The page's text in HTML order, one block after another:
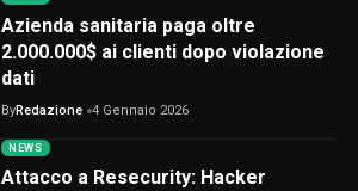
Azienda sanitaria paga oltre
2.000.000$ ai clienti dopo violazione
dati
ByRedazione 4 Gennaio 2026
NEWS
Attacco a Resecurity: Hacker